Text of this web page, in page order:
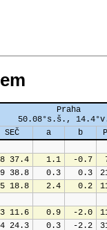
Praha
50.08°s.š.,
SEČ
a b
37.4
  1.1
-0.7
38.8
  0.3
  0.3
18.8
  2.4
  0.2
11.6
  0.9
-2.0
24.3
  0.3
-2.2